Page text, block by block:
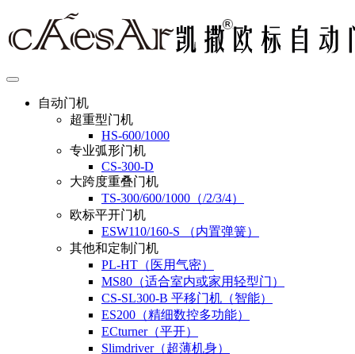
自动门机
超重型门机
HS-600/1000
专业弧形门机
CS-300-D
大跨度重叠门机
TS-300/600/1000（/2/3/4）
欧标平开门机
ESW110/160-S （内置弹簧）
其他和定制门机
PL-HT（医用气密）
MS80（适合室内或家用轻型门）
CS-SL300-B 平移门机（智能）
ES200（精细数控多功能）
ECturner（平开）
Slimdriver（超薄机身）